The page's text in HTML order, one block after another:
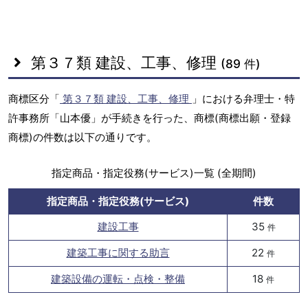
第３７類 建設、工事、修理 (89 件)
商標区分「 第３７類 建設、工事、修理 」における弁理士・特
許事務所「山本優」が手続きを行った、商標(商標出願・登録
商標)の件数は以下の通りです。
指定商品・指定役務(サービス)一覧 (全期間)
指定商品・指定役務(サービス)
件数
建設工事
35 件
建築工事に関する助言 22 件
建築設備の運転・点検・整備 18 件